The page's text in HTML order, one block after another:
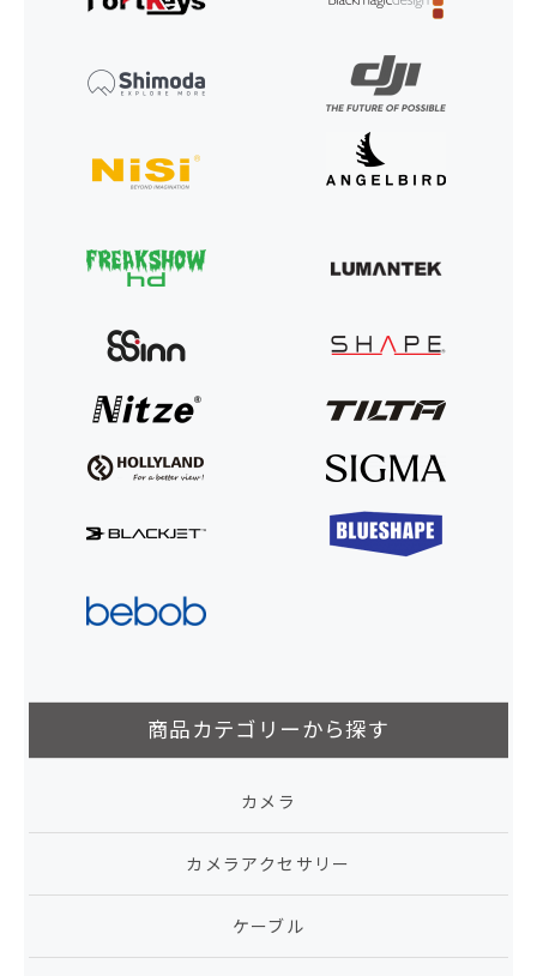
商品カテゴリーから探す
カメラ
カメラアクセサリー
ケーブル